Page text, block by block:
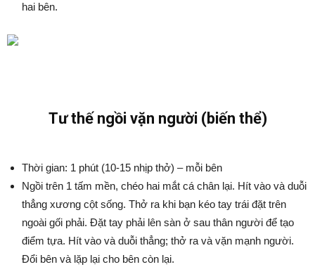
hai bên.
Tư thế ngồi vặn người (biến thể)
Thời gian: 1 phút (10-15 nhịp thở) – mỗi bên
Ngồi trên 1 tấm mền, chéo hai mắt cá chân lại. Hít vào và duỗi
thẳng xương cột sống. Thở ra khi bạn kéo tay trái đặt trên
ngoài gối phải. Đặt tay phải lên sàn ở sau thân người để tạo
điểm tựa. Hít vào và duỗi thẳng; thở ra và vặn mạnh người.
Đổi bên và lặp lại cho bên còn lại.